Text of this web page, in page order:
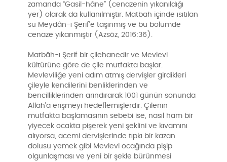
zamanda “Gasil-hâne” (cenazenin yıkanıldığı
yer) olarak da kullanılmıştır. Matbah içinde ısıtılan
su Meydân-ı Şerif’e taşınmış ve bu bölümde
cenaze yıkanmıştır (Azsöz, 2016:36).
Matbâh-ı Şerif bir çilehanedir ve Mevlevi
kültürüne göre de çile mutfakta başlar.
Mevleviliğe yeni adım atmış dervişler girdikleri
çileyle kendilerini benliklerinden ve
bencilliklerinden arındırarak 1001 günün sonunda
Allah’a erişmeyi hedeflemişlerdir. Çilenin
mutfakta başlamasının sebebi ise, nasıl ham bir
yiyecek ocakta pişerek yeni şeklini ve kıvamını
alıyorsa, acemi dervişlerinde tıpkı bir kazan
dolusu yemek gibi Mevlevi ocağında pişip
olgunlaşması ve yeni bir şekle bürünmesi